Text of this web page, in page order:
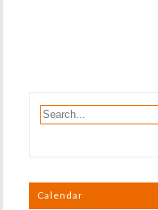
Calendar